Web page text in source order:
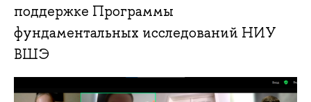
поддержке Программы
фундаментальных исследований НИУ
ВШЭ